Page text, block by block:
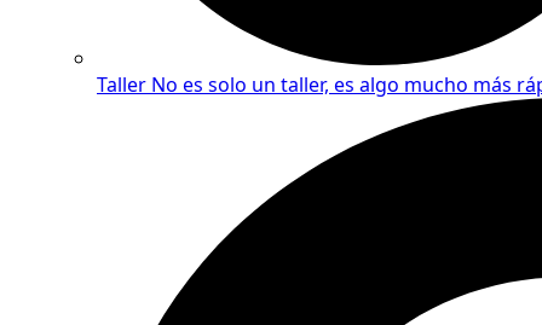
Taller No es solo un taller, es algo mucho más